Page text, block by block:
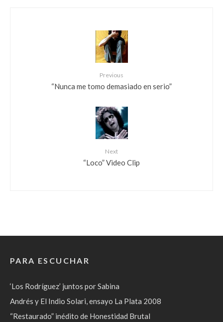
Previous
“Nunca me tomo demasiado en serio”
Next
“Loco” Video Clip
PARA ESCUCHAR
‘Los Rodríguez’ juntos por Sabina
Andrés y El Indio Solari, ensayo La Plata 2008
“Restaurado” inédito de Honestidad Brutal